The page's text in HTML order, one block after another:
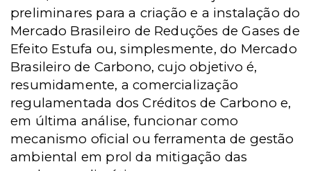
preliminares para a criação e a instalação do
Mercado Brasileiro de Reduções de Gases de
Efeito Estufa ou, simplesmente, do Mercado
Brasileiro de Carbono, cujo objetivo é,
resumidamente, a comercialização
regulamentada dos Créditos de Carbono e,
em última análise, funcionar como
mecanismo oficial ou ferramenta de gestão
ambiental em prol da mitigação das